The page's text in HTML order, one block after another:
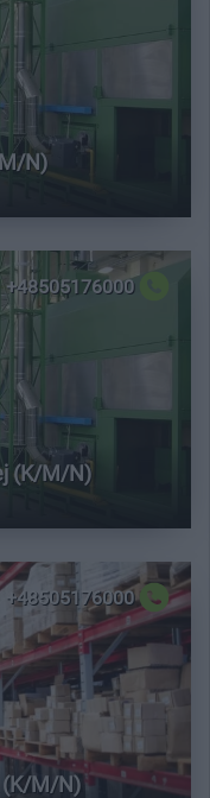
N)
+48505176000
(K/M/N)
+48505176000
(K/M/N)